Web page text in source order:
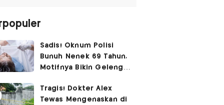
Sadis! Oknum Polisi
Bunuh Nenek 69 Tahun,
Motifnya Bikin Geleng
Tragis! Dokter Alex
Tewas Mengenaskan di